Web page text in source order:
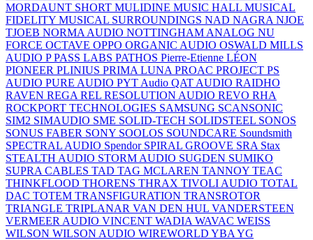
MORDAUNT SHORT MULIDINE MUSIC HALL MUSICAL
FIDELITY MUSICAL SURROUNDINGS NAD NAGRA NJOE
TJOEB NORMA AUDIO NOTTINGHAM ANALOG NU
FORCE OCTAVE OPPO ORGANIC AUDIO OSWALD MILLS
AUDIO PPASS LABS PATHOS Pierre-Etienne LÉON
PIONEER PLINIUS PRIMA LUNA PROAC PROJECT PS
AUDIO PURE AUDIO PYT Audio QAT AUDIO RAIDHO
RAVEN REGA REL RESOLUTION AUDIO REVO RHA
ROCKPORT TECHNOLOGIES SAMSUNG SCANSONIC
SIM2 SIMAUDIO SME SOLID-TECH SOLIDSTEEL SONOS
SONUS FABER SONY SOOLOS SOUNDCARE Soundsmith
SPECTRAL AUDIO Spendor SPIRAL GROOVE SRA Stax
STEALTH AUDIO STORM AUDIO SUGDEN SUMIKO
SUPRA CABLES TAD TAG MCLAREN TANNOY TEAC
THINKFLOOD THORENS THRAX TIVOLI AUDIO TOTAL
DAC TOTEM TRANSFIGURATION TRANSROTOR
TRIANGLE TRIPLANAR VAN DEN HUL VANDERSTEEN
VERMEER AUDIO VINCENT WADIA WAVAC WEISS
WILSON WILSON AUDIO WIREWORLD YBA YG